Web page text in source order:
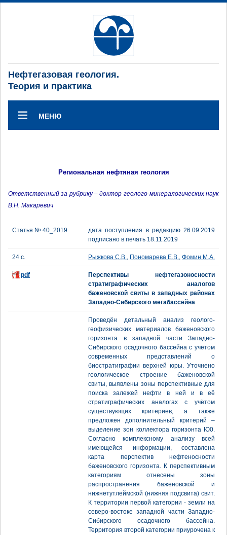
Нефтегазовая геология.
Теория и практика
МЕНЮ
Региональная нефтяная геология
Ответственный за рубрику – доктор геолого-минералогических наук
В.Н. Макаревич
Статья № 40_2019
дата поступления в редакцию 26.09.2019
подписано в печать 18.11.2019
24 с. Рыжкова С.В., Пономарева Е.В., Фомин М.А.
pdf
Перспективы нефтегазоносности
стратиграфических аналогов
баженовской свиты в западных районах
Западно-Сибирского мегабассейна
Проведён детальный анализ геолого-
геофизических материалов баженовского
горизонта в западной части Западно-
Сибирского осадочного бассейна с учётом
современных представлений о
биостратиграфии верхней юры. Уточнено
геологическое строение баженовской
свиты, выявлены зоны перспективные для
поиска залежей нефти в ней и в её
стратиграфических аналогах с учётом
существующих критериев, а также
предложен дополнительный критерий –
выделение зон коллектора горизонта Ю0.
Согласно комплексному анализу всей
имеющейся информации, составлена
карта перспектив нефтеносности
баженовского горизонта. К перспективным
категориям отнесены зоны
распространения баженовской и
нижнетутлеймской (нижняя подсвита) свит.
К территории первой категории - земли на
северо-востоке западной части Западно-
Сибирского осадочного бассейна.
Территория второй категории приурочена к